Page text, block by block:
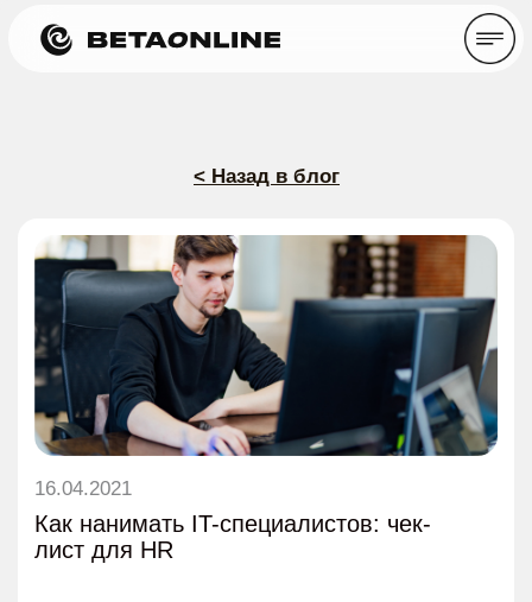
Как нанимать IT-специалистов: чек-
лист для HR
16.04.2021